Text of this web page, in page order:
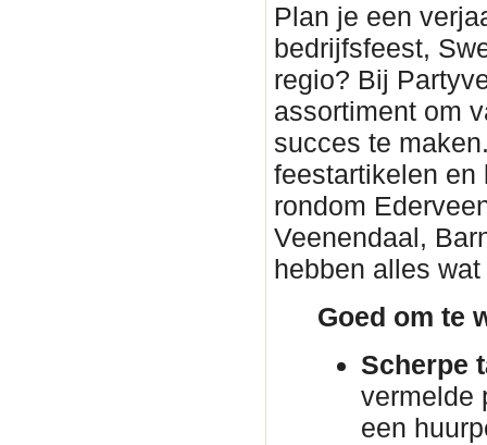
Plan je een
bedrijfsfeest,
regio? Bij
assortiment om
succes te
feestartikelen en
rondom
Veenendaal,
hebben alles
Goed om te
Scherpe
vermelde
een